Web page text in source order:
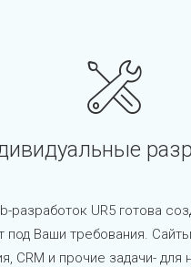
разработок UR5 готова
под Ваши требования.
CRM и прочие задачи- для